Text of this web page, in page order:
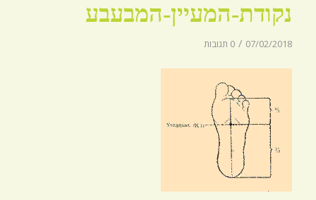
נקודת-המעיין-המבעבע
07/02/2018
/ 0 תגובות